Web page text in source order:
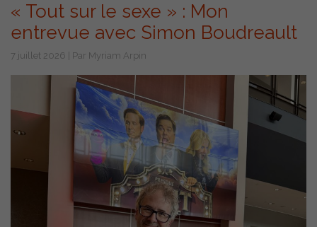
« Tout sur le sexe » : Mon
entrevue avec Simon Boudreault
7 juillet 2026 | Par Myriam Arpin